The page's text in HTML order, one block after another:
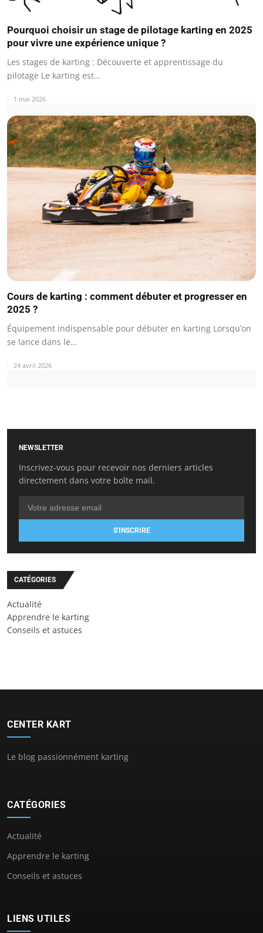
Pourquoi choisir un stage de pilotage karting en 2025
pour vivre une expérience unique ?
Les stages de karting : Découverte et apprentissage du
pilotage Le karting est…
1 mai 2026
Cours de karting : comment débuter et progresser en
2025 ?
Équipement indispensable pour débuter en karting Lorsqu’on
se lance dans le…
24 avril 2026
NEWSLETTER
Inscrivez-vous pour recevoir nos derniers articles
directement dans votre boîte mail.
S'INSCRIRE
CATÉGORIES
Actualité
Apprendre le karting
Conseils et astuces
CENTER KART
Le blog passionnément karting
CATÉGORIES
Actualité
Apprendre le karting
Conseils et astuces
LIENS UTILES